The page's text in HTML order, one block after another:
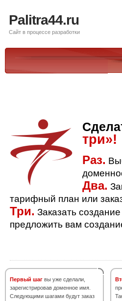
Palitra44.ru
Сайт в процессе разработки
три»!
Раз.
Два.
тарифный план или
Три. Заказать
предложить вам
Первый шаг вы уже сделали,
зарегистрировав доменное имя.
Следующими шагами будут заказ